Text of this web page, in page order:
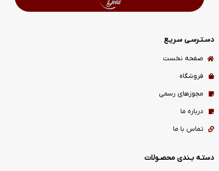
دسـتـرسـی سـریـع
صفحه نخست
فروشگاه
مجوزهای رسمی
درباره ما
تماس با ما
دستـه بـندی محصـولات